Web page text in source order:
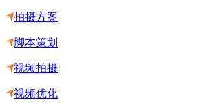
拍摄方案
脚本策划
视频拍摄
视频优化